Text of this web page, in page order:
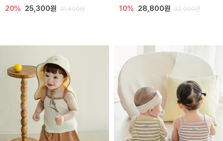
20% 25,300원 31,600원 10% 28,800원 32,000원